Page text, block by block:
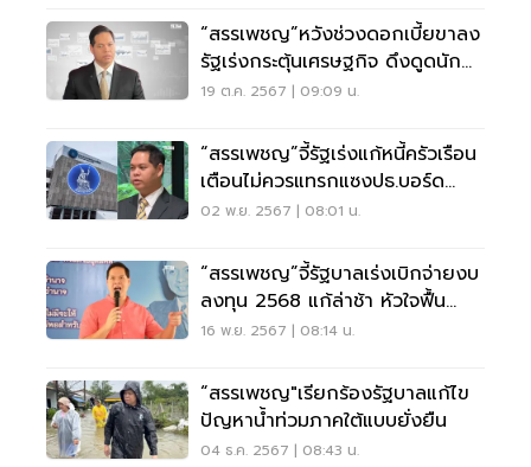
“สรรเพชญ”หวังช่วงดอกเบี้ยขาลง
รัฐเร่งกระตุ้นเศรษฐกิจ ดึงดูดนัก
ลงทุน
19 ต.ค. 2567 | 09:09 น.
“สรรเพชญ”จี้รัฐเร่งแก้หนี้ครัวเรือน
เตือนไม่ควรแทรกแซงปธ.บอร์ด
แบงก์ชาติ
02 พ.ย. 2567 | 08:01 น.
“สรรเพชญ”จี้รัฐบาลเร่งเบิกจ่ายงบ
ลงทุน 2568 แก้ล่าช้า หัวใจฟื้น
เศรษฐกิจ
16 พ.ย. 2567 | 08:14 น.
“สรรเพชญ"เรียกร้องรัฐบาลแก้ไข
ปัญหาน้ำท่วมภาคใต้แบบยั่งยืน
04 ธ.ค. 2567 | 08:43 น.